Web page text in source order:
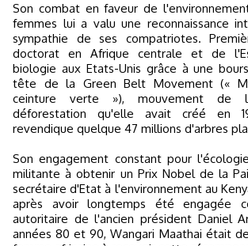
Son combat en faveur de
femmes lui a valu une reconnaissance
sympathie de ses compatriotes.
doctorat en Afrique centrale et de
biologie aux Etats-Unis grâce à une
tête de la Green Belt Movement («
ceinture verte »), mouvement de
déforestation qu'elle avait créé en
revendique quelque 47 millions d'arbres
Son engagement constant pour
militante à obtenir un Prix Nobel de la
secrétaire d'Etat à l'environnement au
après avoir longtemps été engagée
autoritaire de l'ancien président Daniel
années 80 et 90, Wangari Maathai était